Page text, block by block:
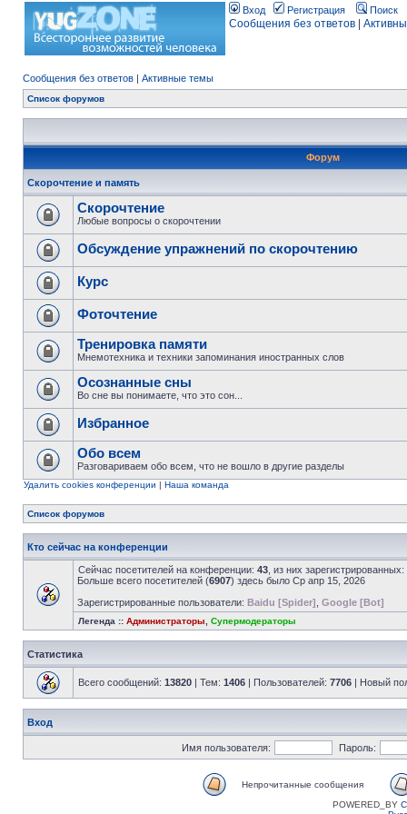
Вход Регистрация Поиск
Сообщения без ответов
Сообщения без ответов | Активные темы
Список форумов
Форум
Скорочтение и память
Скорочтение
Любые вопросы о скорочтении
Обсуждение упражнений по скорочтению
Курс
Фоточтение
Тренировка памяти
Мнемотехника и техники запоминания иностранных слов
Осознанные сны
Во сне вы понимаете, что это сон...
Избранное
Обо всем
Разговариваем обо всем, что не вошло в другие разделы
Удалить cookies конференции | Наша команда
Список форумов
Кто сейчас на конференции
Сейчас посетителей на конференции: 43 , из них
Больше всего посетителей (6907) здесь было Ср апр 15, 2026
Зарегистрированные пользователи: Baidu [Spider] Google [Bot]
Легенда :: Администраторы Супермодераторы
Статистика
Всего сообщений: 13820 | Тем: 1406 | Пользователей: 7706 | Новый
Вход
Имя пользователя: Пароль:
Непрочитанные сообщения
POWERED_BY